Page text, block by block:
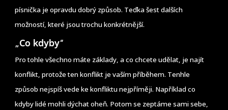
písnička je opravdu dobrý způsob. Teďka šest dalších
možností, které jsou trochu konkrétnější.
„Co kdyby“
Pro tohle všechno máte základy, a co chcete udělat, je najít
konflikt, protože ten konflikt je vaším příběhem. Tenhle
způsob nejspíš vede ke konfliktu nejpříměji. Například co
kdyby lidé mohli dýchat oheň. Potom se zeptáme sami sebe,